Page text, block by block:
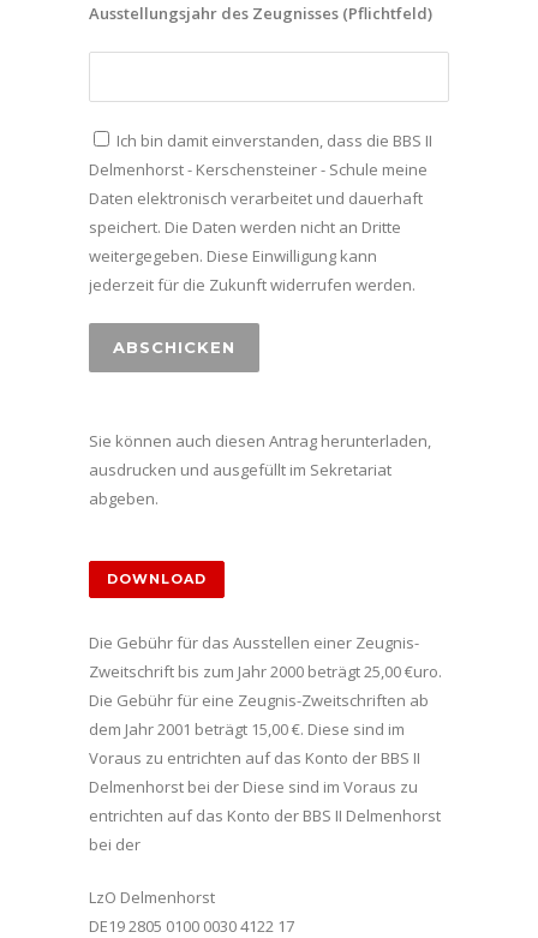
Ausstellungsjahr des Zeugnisses (Pflichtfeld)
Ich bin damit einverstanden, dass die BBS II
Delmenhorst - Kerschensteiner - Schule meine
Daten elektronisch verarbeitet und dauerhaft
speichert. Die Daten werden nicht an Dritte
weitergegeben. Diese Einwilligung kann
jederzeit für die Zukunft widerrufen werden.
Sie können auch diesen Antrag herunterladen,
ausdrucken und ausgefüllt im Sekretariat
abgeben.
DOWNLOAD
Die Gebühr für das Ausstellen einer Zeugnis-
Zweitschrift bis zum Jahr 2000 beträgt 25,00 €uro.
Die Gebühr für eine Zeugnis-Zweitschriften ab
dem Jahr 2001 beträgt 15,00 €. Diese sind im
Voraus zu entrichten auf das Konto der BBS II
Delmenhorst bei der Diese sind im Voraus zu
entrichten auf das Konto der BBS II Delmenhorst
bei der
LzO Delmenhorst
DE19 2805 0100 0030 4122 17